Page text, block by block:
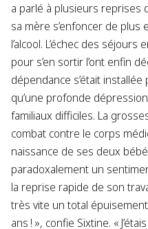
a parlé à plusieurs reprises
sa mère s’enfoncer de plus
l’alcool. L’échec des
pour s’en sortir l’ont enfin
dépendance s’était
qu’une profonde
familiaux difficiles. La
combat contre le corps
naissance de ses deux
paradoxalement un
la reprise rapide de son
très vite un total épuisement
ans ! », confie Sixtine. «